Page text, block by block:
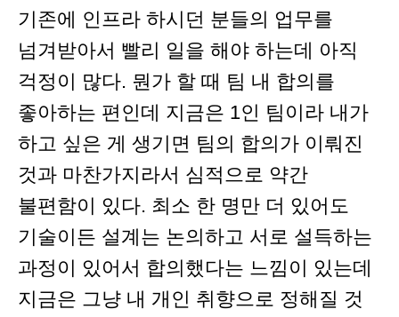
기존에 인프라 하시던 분들의 업무를
넘겨받아서 빨리 일을 해야 하는데 아직
걱정이 많다. 뭔가 할 때 팀 내 합의를
좋아하는 편인데 지금은 1인 팀이라 내가
하고 싶은 게 생기면 팀의 합의가 이뤄진
것과 마찬가지라서 심적으로 약간
불편함이 있다. 최소 한 명만 더 있어도
기술이든 설계는 논의하고 서로 설득하는
과정이 있어서 합의했다는 느낌이 있는데
지금은 그냥 내 개인 취향으로 정해질 것